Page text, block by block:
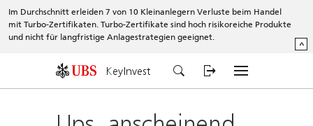
Im Durchschnitt erleiden 7 von 10 Kleinanlegern Verluste beim Handel
mit Turbo-Zertifikaten. Turbo-Zertifikate sind hoch risikoreiche Produkte
und nicht für langfristige Anlagestrategien geeignet.
^
KeyInvest